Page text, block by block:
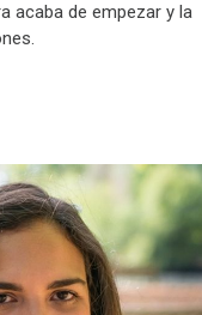
acaba de empezar y la